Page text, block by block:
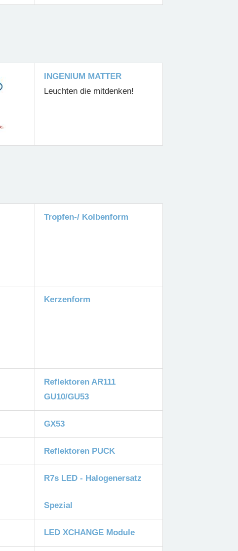
INGENIUM MATTER
Leuchten die mitdenken!
Tropfen-/ Kolbenform
Kerzenform
Reflektoren AR111
GU10/GU53
GX53
Reflektoren PUCK
R7s LED - Halogenersatz
Spezial
LED XCHANGE Module